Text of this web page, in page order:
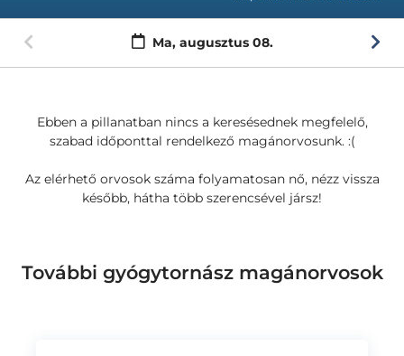
Ma, augusztus 08.
Ebben a pillanatban nincs a keresésednek megfelelő,
szabad időponttal rendelkező magánorvosunk. :(
Az elérhető orvosok száma folyamatosan nő, nézz vissza
később, hátha több szerencsével jársz!
További gyógytornász magánorvosok